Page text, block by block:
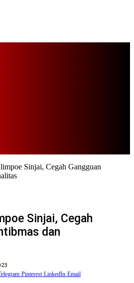
Sinjai, Cegah Gangguan
Sinjai, Cegah
dan
Pinterest LinkedIn Email